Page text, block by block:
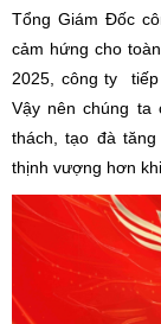
Tổng Giám Đốc
cảm hứng cho
2025, công ty tiếp
Vậy nên chúng
thách, tạo đà
thịnh vượng hơn